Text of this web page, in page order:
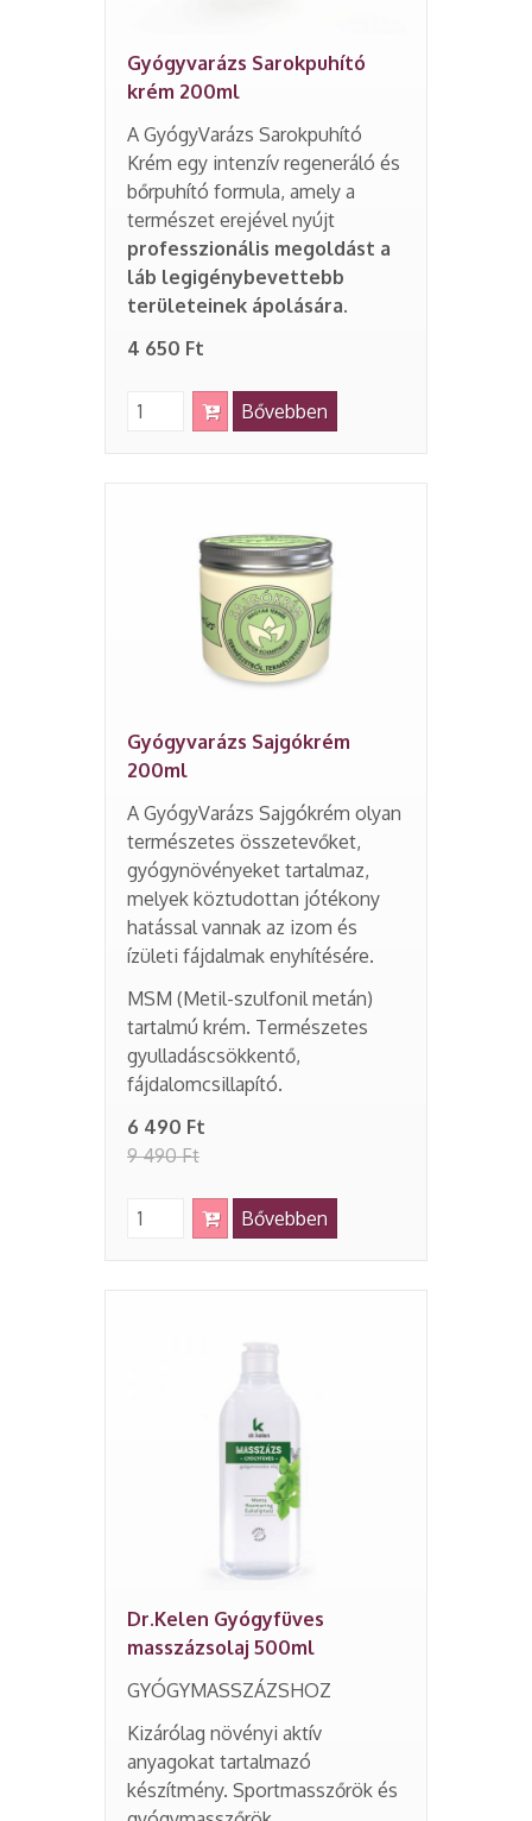
Gyógyvarázs Sarokpuhító
krém 200ml
A GyógyVarázs Sarokpuhító
Krém egy intenzív regeneráló és
bőrpuhító formula, amely a
természet erejével nyújt
professzionális megoldást a
láb legigénybevettebb
területeinek ápolására.
4 650 Ft
Bővebben
Gyógyvarázs Sajgókrém
200ml
A GyógyVarázs Sajgókrém olyan
természetes összetevőket,
gyógynövényeket tartalmaz,
melyek köztudottan jótékony
hatással vannak az izom és
ízületi fájdalmak enyhítésére.
MSM (Metil-szulfonil metán)
tartalmú krém. Természetes
gyulladáscsökkentő,
fájdalomcsillapító.
6 490 Ft
9 490 Ft
Bővebben
Dr.Kelen Gyógyfüves
masszázsolaj 500ml
GYÓGYMASSZÁZSHOZ
Kizárólag növényi aktív
anyagokat tartalmazó
készítmény. Sportmasszőrök és